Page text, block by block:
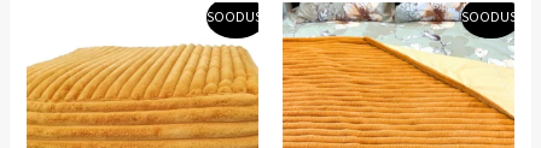
SOODUS!
oli:
131,20 €.
Praegune
on:
118,08 €.
SOODUS!
Hinnavahemik:
25,65 €
kuni
32,94 €
Sellel
tootel
on
mitu
varianti.